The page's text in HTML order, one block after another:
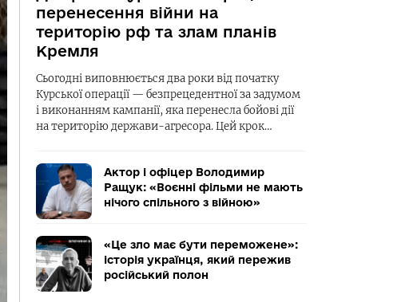
перенесення війни на
територію рф та злам планів
Кремля
Сьогодні виповнюється два роки від початку
Курської операції — безпрецедентної за задумом
і виконанням кампанії, яка перенесла бойові дії
на територію держави-агресора. Цей крок…
Актор і офіцер Володимир
Ращук: «Воєнні фільми не мають
нічого спільного з війною»
«Це зло має бути переможене»:
історія українця, який пережив
російський полон